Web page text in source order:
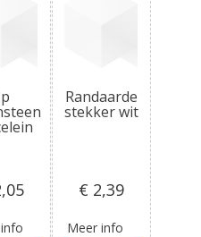
,05
Randaarde
stekker wit
€ 2,39
Meer info